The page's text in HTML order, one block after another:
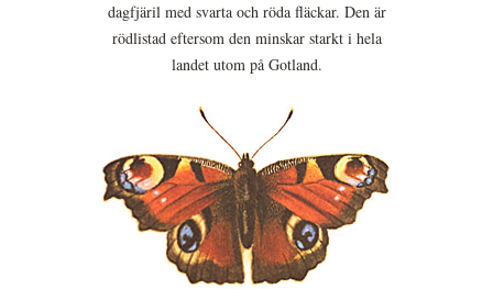
dagfjäril med svarta och röda fläckar. Den är
rödlistad eftersom den minskar starkt i hela
landet utom på Gotland.